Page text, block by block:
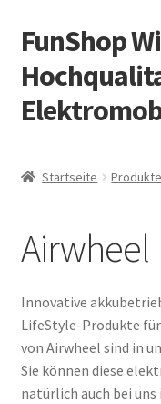
Zur
Navigation
springen
Zum
Inhalt
springen
FunShop
Vorsicht
Über FunShop
Impressum
Zum Onlineshop in
Startseite Produkte
Airwheel
Innovative
LifeStyle-Produkte
von Airwheel sind in
Sie können diese
natürlich auch bei uns